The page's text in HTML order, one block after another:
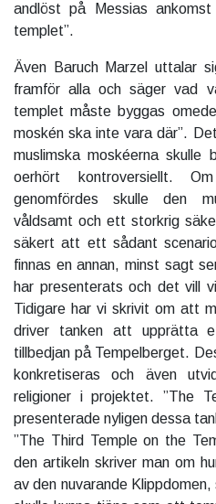
andlöst på Messias
templet”.
Även Baruch Marzel uttalar
framför alla och säger vad
templet måste byggas
moskén ska inte vara där”.
muslimska moskéerna skulle
oerhört kontroversiellt.
genomfördes skulle den
våldsamt och ett storkrig
säkert att ett sådant
finnas en annan, minst sagt
har presenterats och det vill
Tidigare har vi skrivit om att
driver tanken att upprätta
tillbedjan på Tempelberget.
konkretiseras och även
religioner i projektet. ”The
presenterade nyligen dessa
”The Third Temple on the
den artikeln skriver man om
av den nuvarande